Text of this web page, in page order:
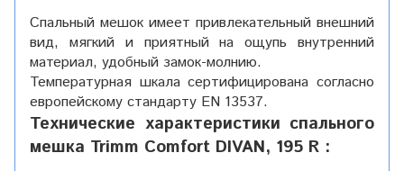
Спальный мешок имеет привлекательный внешний
вид, мягкий и приятный на ощупь внутренний
материал, удобный замок-молнию.
Температурная шкала сертифицирована согласно
европейскому стандарту EN 13537.
Технические характеристики спального
мешка Trimm Comfort DIVAN, 195 R :